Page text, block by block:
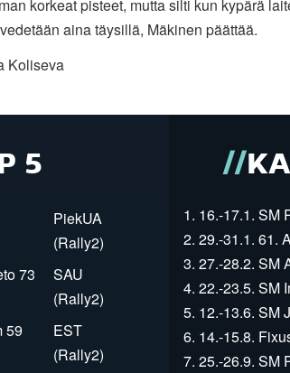
korkeat pisteet, mutta silti kun kypärä
aina täysillä, Mäkinen päättää.
Koliseva
5
PiekUA
(Rally2)
73
SAU
(Rally2)
59
EST
(Rally2)
1. 16.-17.1. SM
2. 29.-31.1. 61.
3. 27.-28.2. SM
4. 22.-23.5. SM
5. 12.-13.6. SM
6. 14.-15.8.
7. 25.-26.9. SM